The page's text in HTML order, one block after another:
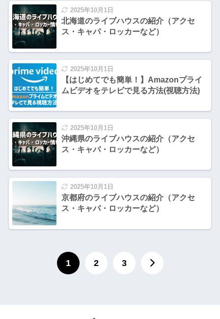
2025年10月1日
北海道のライブハウスの紹介（アクセ
ス・キャパ・ロッカーなど）
2025年10月1日
【はじめてでも簡単！】Amazonプライ
ムビデオをテレビで見る方法(視聴方法)
2025年10月1日
沖縄県のライブハウスの紹介（アクセ
ス・キャパ・ロッカーなど）
2025年10月1日
京都府のライブハウスの紹介（アクセ
ス・キャパ・ロッカーなど）
1 2 3